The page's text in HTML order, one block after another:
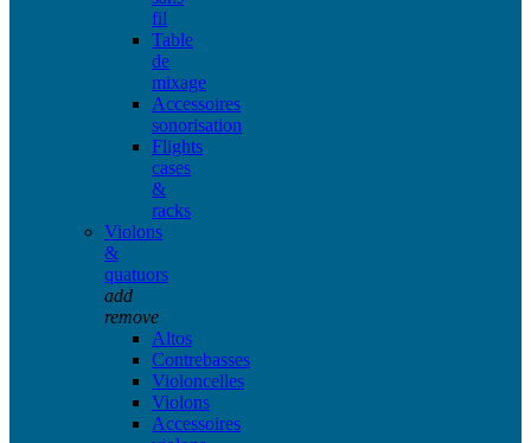
fil
Table
de
mixage
Accessoires
sonorisation
Flights
cases
&
racks
Violons
&
quatuors
add
remove
Altos
Contrebasses
Violoncelles
Violons
Accessoires